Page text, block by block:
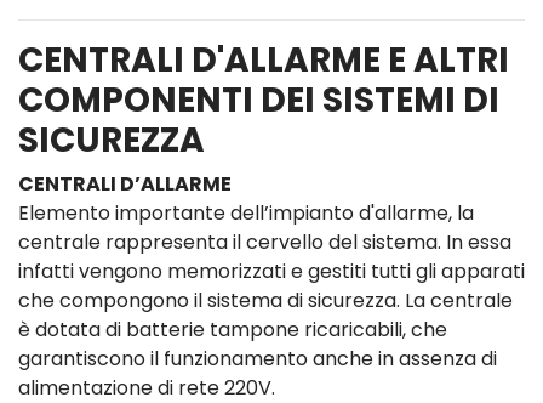
CENTRALI D'ALLARME E ALTRI
COMPONENTI DEI SISTEMI DI
SICUREZZA
CENTRALI D’ALLARME
Elemento importante dell’impianto d'allarme, la
centrale rappresenta il cervello del sistema. In essa
infatti vengono memorizzati e gestiti tutti gli apparati
che compongono il sistema di sicurezza. La centrale
è dotata di batterie tampone ricaricabili, che
garantiscono il funzionamento anche in assenza di
alimentazione di rete 220V.